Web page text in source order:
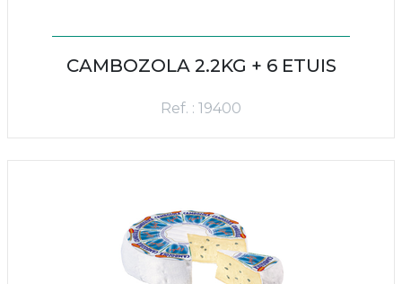
CAMBOZOLA 2.2KG + 6 ETUIS
Ref. : 19400